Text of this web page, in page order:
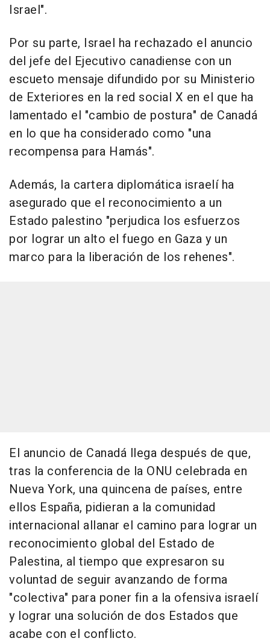
Israel".
Por su parte, Israel ha rechazado el anuncio
del jefe del Ejecutivo canadiense con un
escueto mensaje difundido por su Ministerio
de Exteriores en la red social X en el que ha
lamentado el "cambio de postura" de Canadá
en lo que ha considerado como "una
recompensa para Hamás".
Además, la cartera diplomática israelí ha
asegurado que el reconocimiento a un
Estado palestino "perjudica los esfuerzos
por lograr un alto el fuego en Gaza y un
marco para la liberación de los rehenes".
El anuncio de Canadá llega después de que,
tras la conferencia de la ONU celebrada en
Nueva York, una quincena de países, entre
ellos España, pidieran a la comunidad
internacional allanar el camino para lograr un
reconocimiento global del Estado de
Palestina, al tiempo que expresaron su
voluntad de seguir avanzando de forma
"colectiva" para poner fin a la ofensiva israelí
y lograr una solución de dos Estados que
acabe con el conflicto.